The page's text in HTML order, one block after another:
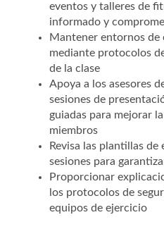
eventos y talleres de
informado y
Mantener entornos de
mediante protocolos
de la clase
Apoya a los asesores
sesiones de
guiadas para mejorar
miembros
Revisa las plantillas
sesiones para
Proporcionar
los protocolos de
equipos de ejercicio